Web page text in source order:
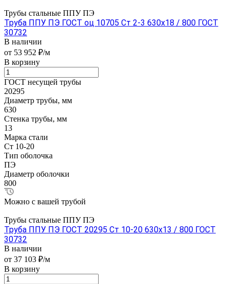
Трубы стальные ППУ ПЭ
Труба ППУ ПЭ ГОСТ оц 10705 Ст 2-3 630x18 / 800 ГОСТ
30732
В наличии
от 53 952 ₽/м
В корзину
ГОСТ несущей трубы
20295
Диаметр трубы, мм
630
Стенка трубы, мм
13
Марка стали
Ст 10-20
Тип оболочка
ПЭ
Диаметр оболочки
800
Можно с вашей трубой
Трубы стальные ППУ ПЭ
Труба ППУ ПЭ ГОСТ 20295 Ст 10-20 630x13 / 800 ГОСТ
30732
В наличии
от 37 103 ₽/м
В корзину